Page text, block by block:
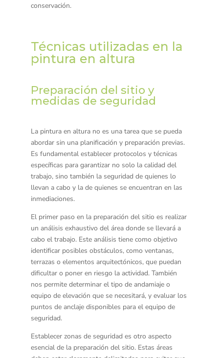
conservación.
Técnicas utilizadas en la
pintura en altura
Preparación del sitio y
medidas de seguridad
La pintura en altura no es una tarea que se pueda
abordar sin una planificación y preparación previas.
Es fundamental establecer protocolos y técnicas
específicas para garantizar no solo la calidad del
trabajo, sino también la seguridad de quienes lo
llevan a cabo y la de quienes se encuentran en las
inmediaciones.
El primer paso en la preparación del sitio es realizar
un análisis exhaustivo del áreadonde se llevará a
cabo el trabajo. Este análisis tiene como objetivo
identificar posibles obstáculos, como ventanas,
terrazas o elementos arquitectónicos, que puedan
dificultar o poner en riesgo la actividad. También
nos permite determinar el tipo de andamiaje o
equipo de elevación que se necesitará, y evaluar los
puntos de anclaje disponibles para el equipo de
seguridad.
Establecer zonas de seguridad es otro aspecto
esencial de la preparación del sitio. Estas áreas